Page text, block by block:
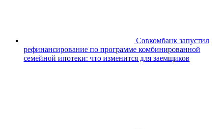
Совкомбанк запустил
рефинансирование по программе комбинированной
семейной ипотеки: что изменится для заемщиков